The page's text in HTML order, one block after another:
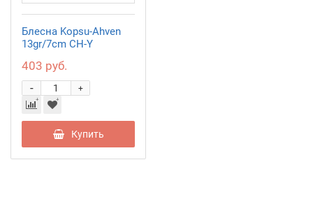
Блесна Kopsu-Ahven
13gr/7cm CH-Y
403 руб.
+
-
Купить